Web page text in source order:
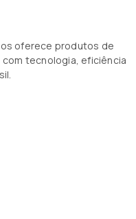
oferece produtos de
tecnologia, eficiência